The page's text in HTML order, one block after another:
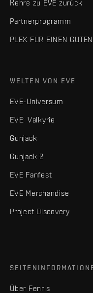
Kehre zu EVE zurück
Partnerprogramm
PLEX FÜR EINEN
WELTEN VON EVE
EVE-Universum
EVE: Valkyrie
Gunjack
Gunjack 2
EVE Fanfest
EVE Merchandise
Project Discovery
Über Fenris